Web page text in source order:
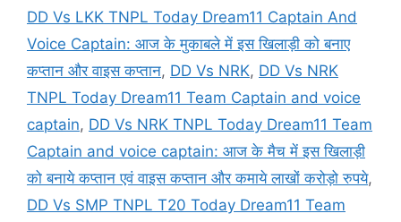
DD Vs LKK TNPL Today Dream11 Captain And
Voice Captain: आज के मुकाबले में इस खिलाड़ी को बनाए
कप्तान और वाइस कप्तान, DD Vs NRK, DD Vs NRK
TNPL Today Dream11 Team Captain and voice
captain, DD Vs NRK TNPL Today Dream11 Team
Captain and voice captain: आज के मैच में इस खिलाड़ी
को बनाये कप्तान एवं वाइस कप्तान और कमाये लाखों करोड़ो रुपये,
DD Vs SMP TNPL T20 Today Dream11 Team